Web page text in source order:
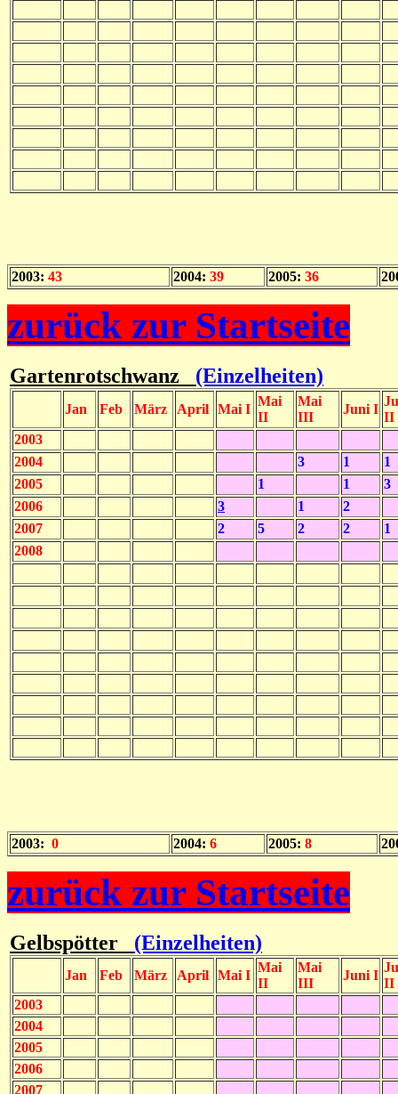
2003: 43 2004: 39 2005: 36
zurück zur Startseite
Gartenrotschwanz (Einzelheiten)
Jan Feb März April Mai I
Mai
II
Mai
III
Juni I
II
2003
2004
3 1
1
2005
1 1
3
2006
3 1
2
2007
2 5 2 2
1
2008
2003: 0 2004: 6 2005: 8
zurück zur Startseite
Gelbspötter (Einzelheiten)
Jan Feb März April Mai I
Mai
II
Mai
III
Juni I
II
2003
2004
2005
2006
2007